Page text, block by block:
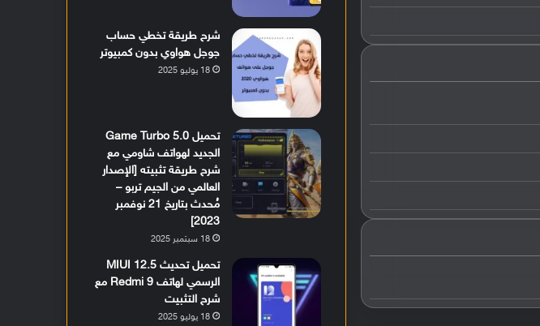
شرح طريقة تخطي حساب
جوجل هواوي بدون كمبيوتر
18 يوليو 2025
تحميل Game Turbo 5.0
الجديد لهواتف شاومي مع
شرح طريقة تثبيته [الإصدار
العالمي من الجيم تربو –
مُحدث بتاريخ 21 نوفمبر
2023]
18 سبتمبر 2025
تحميل تحديث MIUI 12.5
الرسمي لهاتف Redmi 9 مع
شرح التثبيت
18 يوليو 2025